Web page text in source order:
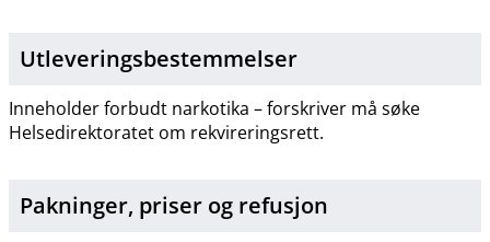
Utleveringsbestemmelser
Inneholder forbudt narkotika – forskriver må søke
Helsedirektoratet om rekvireringsrett.
Pakninger, priser og refusjon